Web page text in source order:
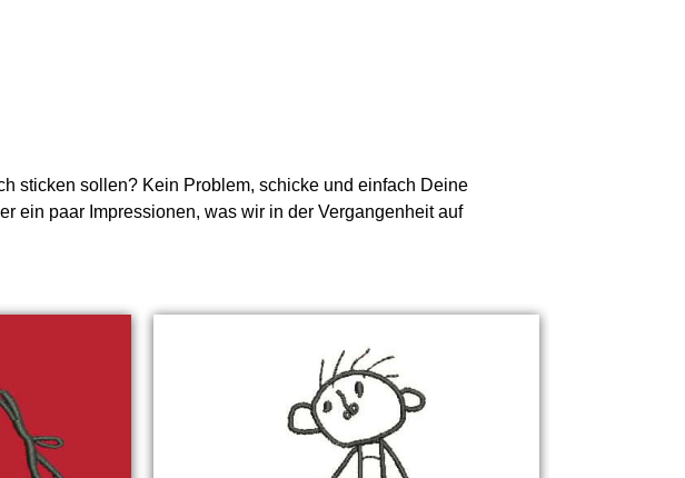
sticken sollen? Kein Problem, schicke und einfach Deine
ein paar Impressionen, was wir in der Vergangenheit auf